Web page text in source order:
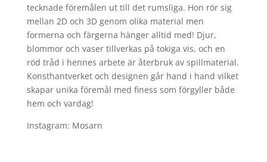
tecknade föremålen ut till det rumsliga. Hon rör sig
mellan 2D och 3D genom olika material men
formerna och färgerna hänger alltid med! Djur,
blommor och vaser tillverkas på tokiga vis, och en
röd tråd i hennes arbete är återbruk av spillmaterial.
Konsthantverket och designen går hand i hand vilket
skapar unika föremål med finess som förgyller både
hem och vardag!
Instagram: Mosarn